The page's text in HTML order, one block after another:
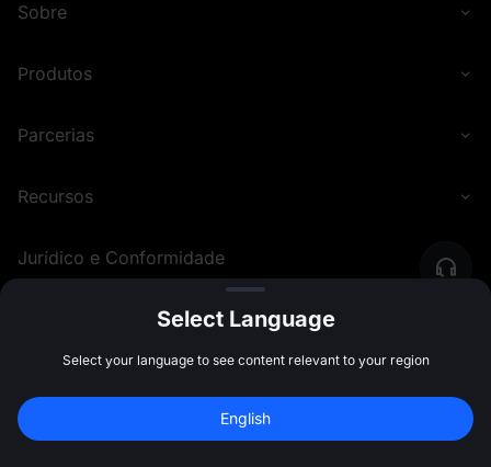
Sobre
Produtos
Parcerias
Recursos
Jurídico e Conformidade
©2026 MEXC.COM
10,000 USDT
Sign Up
Select Language
Select your language to see content relevant to your region
English